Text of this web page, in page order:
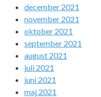
december 2021
november 2021
oktober 2021
september 2021
august 2021
juli 2021
juni 2021
maj 2021